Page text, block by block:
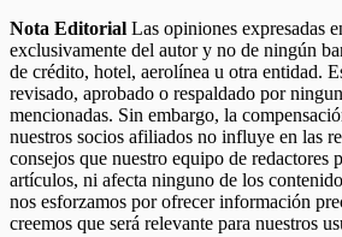
Nota Editorial Las opiniones expresadas
exclusivamente del autor y no de ningún
de crédito, hotel, aerolínea u otra entidad.
revisado, aprobado o respaldado por
mencionadas. Sin embargo, la
nuestros socios afiliados no influye en las
consejos que nuestro equipo de redactores
artículos, ni afecta ninguno de los
nos esforzamos por ofrecer información
creemos que será relevante para nuestros